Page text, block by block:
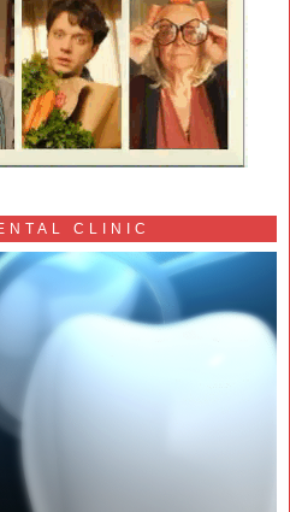
CLINIC